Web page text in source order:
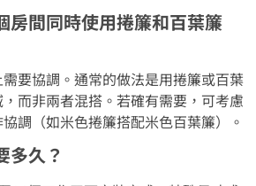
房間同時使用捲簾和百葉簾
要協調。通常的做法是用捲簾或百葉
而非兩者混搭。若確有需要，可考慮
調（如米色捲簾搭配米色百葉簾）。
多久？